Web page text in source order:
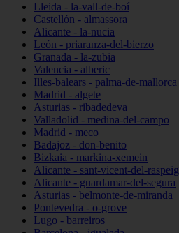
Lleida - la-vall-de-boí
Castellón - almassora
Alicante - la-nucia
León - priaranza-del-bierzo
Granada - la-zubia
Valencia - alberic
Illes-balears - palma-de-mallorca
Madrid - algete
Asturias - ribadedeva
Valladolid - medina-del-campo
Madrid - meco
Badajoz - don-benito
Bizkaia - markina-xemein
Alicante - sant-vicent-del-raspeig
Alicante - guardamar-del-segura
Asturias - belmonte-de-miranda
Pontevedra - o-grove
Lugo - barreiros